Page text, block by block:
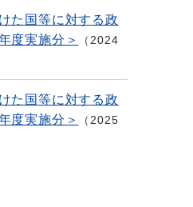
た国等に対する政
度実施分＞
2024
た国等に対する政
度実施分＞
2025